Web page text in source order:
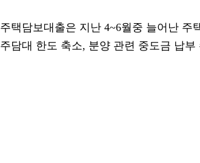
주택담보대출은 지난 4~6월중 늘어난
주담대 한도 축소, 분양 관련 중도금 납